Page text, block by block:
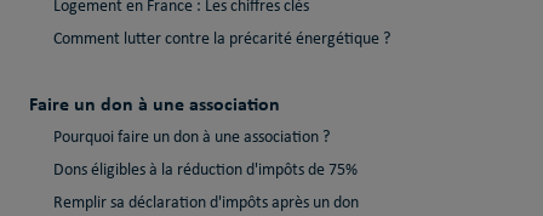
Logement en France : Les chiffres clés
Comment lutter contre la précarité énergétique ?
Faire un don à une association
Pourquoi faire un don à une association ?
Dons éligibles à la réduction d'impôts de 75%
Remplir sa déclaration d'impôts après un don